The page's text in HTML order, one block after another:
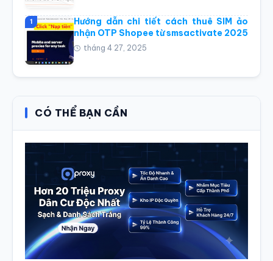
1
Hướng dẫn chi tiết cách thuê SIM ảo
nhận OTP Shopee từ smsactivate 2025
tháng 4 27, 2025
CÓ THỂ BẠN CẦN